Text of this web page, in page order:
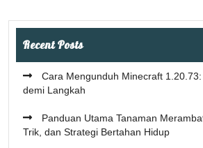
Recent Posts
Cara Mengunduh Minecraft
demi Langkah
Panduan Utama Tanaman
Trik, dan Strategi Bertahan Hidup